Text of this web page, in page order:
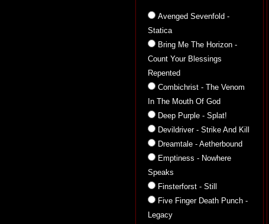
Avenged Sevenfold -
Statica
Bring Me The Horizon -
Count Your Blessings
Repented
Combichrist - The Venom
In The Mouth Of God
Deep Purple - Splat!
Devildriver - Strike And Kill
Dreamtale - Aetherbound
Emptiness - Nowhere
Speaks
Finsterforst - Still
Five Finger Death Punch -
Legacy